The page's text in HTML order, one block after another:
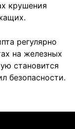
крушения
регулярно
на железных
становится
безопасности.